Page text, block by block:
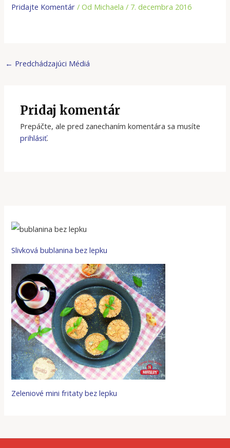
Pridajte Komentár / Od Michaela/ 7. decembra 2016
← Predchádzajúci Médiá
Pridaj komentár
Prepáčte, ale pred zanechaním komentára sa musíte
prihlásiť.
Slivková bublanina bez lepku
Zeleniové mini fritaty bez lepku